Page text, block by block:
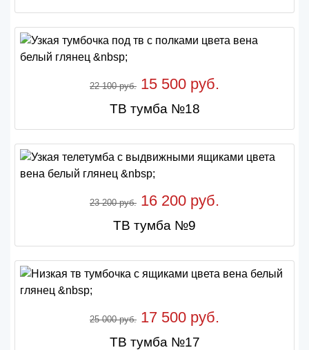
22 100 руб. 15 500 руб.
ТВ тумба №18
23 200 руб. 16 200 руб.
ТВ тумба №9
25 000 руб. 17 500 руб.
ТВ тумба №17